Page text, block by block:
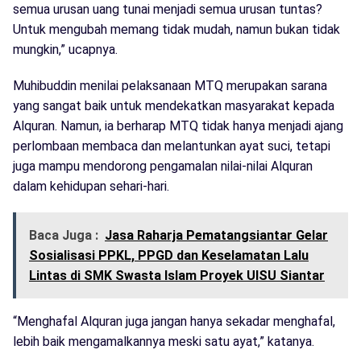
semua urusan uang tunai menjadi semua urusan tuntas?
Untuk mengubah memang tidak mudah, namun bukan tidak
mungkin,” ucapnya.
Muhibuddin menilai pelaksanaan MTQ merupakan sarana
yang sangat baik untuk mendekatkan masyarakat kepada
Alquran. Namun, ia berharap MTQ tidak hanya menjadi ajang
perlombaan membaca dan melantunkan ayat suci, tetapi
juga mampu mendorong pengamalan nilai-nilai Alquran
dalam kehidupan sehari-hari.
Baca Juga : Jasa Raharja Pematangsiantar Gelar
Sosialisasi PPKL, PPGD dan Keselamatan Lalu
Lintas di SMK Swasta Islam Proyek UISU Siantar
“Menghafal Alquran juga jangan hanya sekadar menghafal,
lebih baik mengamalkannya meski satu ayat,” katanya.